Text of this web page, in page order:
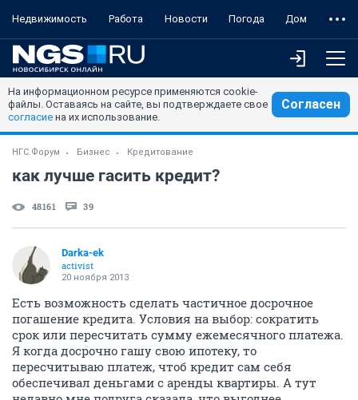
Недвижимость Работа Новости Погода Дом
На информационном ресурсе применяются cookie-
файлы. Оставаясь на сайте, вы подтверждаете свое
согласие на их использование.
Согласен
НГС.Форум Бизнес Кредитование
как лучше гасить кредит?
48161 39
Darka-ek
activist
20 ноября 2013
Есть возможность сделать частичное досрочное
погашение кредита. Условия на выбор: сократить
срок или пересчитать сумму ежемесячного платежа.
Я когда досрочно гашу свою ипотеку, то
пересчитываю платеж, чтоб кредит сам себя
обеспечивал деньгами с аренды квартиры. А тут